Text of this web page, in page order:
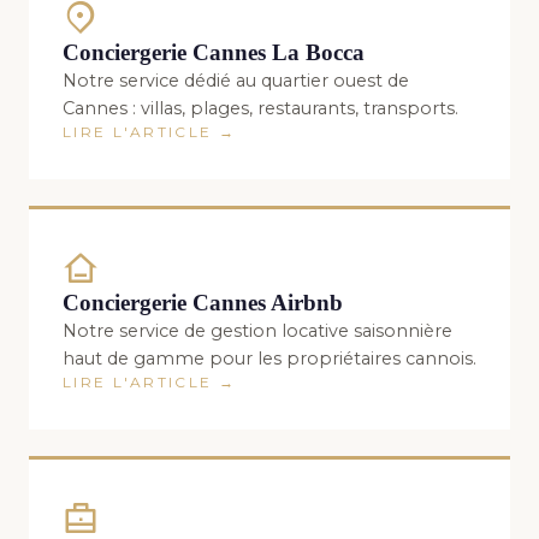
Conciergerie Cannes La Bocca
Notre service dédié au quartier ouest de
Cannes : villas, plages, restaurants, transports.
LIRE L'ARTICLE →
Conciergerie Cannes Airbnb
Notre service de gestion locative saisonnière
haut de gamme pour les propriétaires cannois.
LIRE L'ARTICLE →